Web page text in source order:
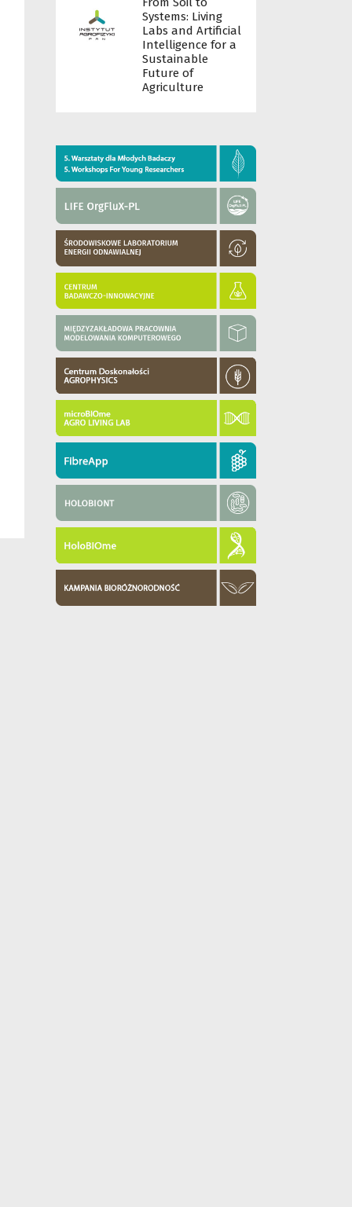
Systems: Living
Labs and Artificial
Intelligence for a
Sustainable
Future of
Agriculture